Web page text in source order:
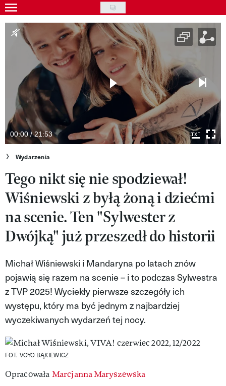
Skip
to
main
Wydarzenia
Rozrywka
Na ekranie
Piosenka
VIVA!ART
VIVA!MODA
VIVA!MAN
VIVA!PEOPLE POWER
VIVA!ITAKA
MAGAZYN VIVA!
00:00 / 21:53
Wydarzenia
Tego nikt się nie spodziewał!
Wiśniewski z byłą żoną i dziećmi
na scenie. Ten "Sylwester z
Dwójką" już przeszedł do historii
Michał Wiśniewski i Mandaryna po latach znów
pojawią się razem na scenie – i to podczas Sylwestra
z TVP 2025! Wyciekły pierwsze szczegóły ich
występu, który ma być jednym z najbardziej
wyczekiwanych wydarzeń tej nocy.
FOT. VOYO BĄKIEWICZ
Opracowała Marcjanna Maryszewska